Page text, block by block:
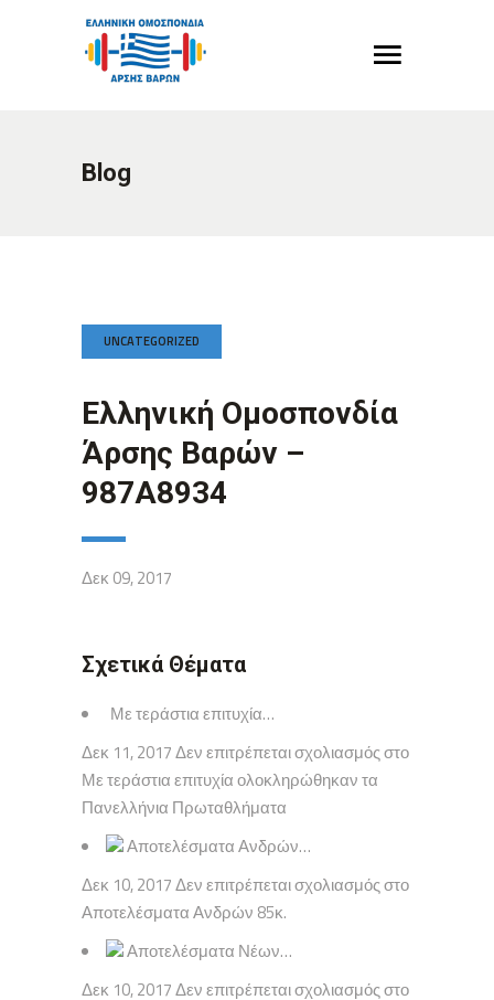
Blog
UNCATEGORIZED
Ελληνική Ομοσπονδία
Άρσης Βαρών –
987A8934
Δεκ 09, 2017
Σχετικά Θέματα
Με τεράστια επιτυχία…
Δεκ 11, 2017 Δεν επιτρέπεται σχολιασμός στο
Με τεράστια επιτυχία ολοκληρώθηκαν τα
Πανελλήνια Πρωταθλήματα
Αποτελέσματα Ανδρών…
Δεκ 10, 2017 Δεν επιτρέπεται σχολιασμός στο
Αποτελέσματα Ανδρών 85κ.
Αποτελέσματα Νέων…
Δεκ 10, 2017 Δεν επιτρέπεται σχολιασμός στο